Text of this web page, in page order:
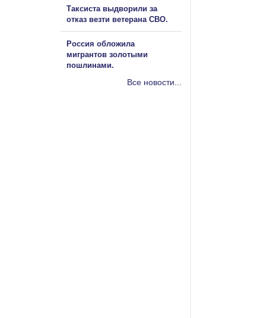
Таксиста выдворили за
отказ везти ветерана СВО.
Россия обложила
мигрантов золотыми
пошлинами.
Все новости...